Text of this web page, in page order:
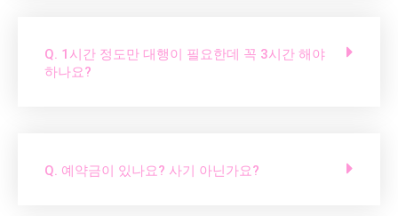
Q. 1시간 정도만 대행이 필요한데 꼭 3시간 해야
하나요?
Q. 예약금이 있나요? 사기 아닌가요?